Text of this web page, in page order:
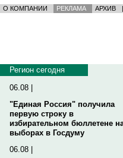
О КОМПАНИИ РЕКЛАМА АРХИВ |
Регион сегодня
06.08 |
"Единая Россия" получила
первую строку в
избирательном бюллетене
выборах в Госдуму
06.08 |